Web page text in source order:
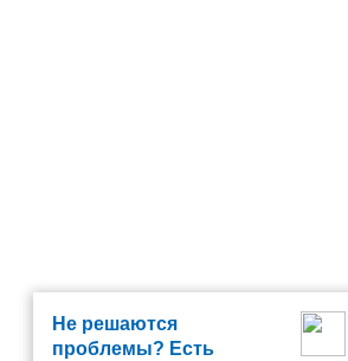
Не решаются
проблемы? Есть